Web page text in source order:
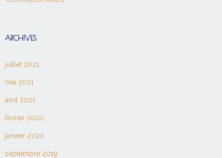
ARCHIVES
juillet 2021
mai 2021
avril 2021
février 2020
janvier 2020
septembre 2019